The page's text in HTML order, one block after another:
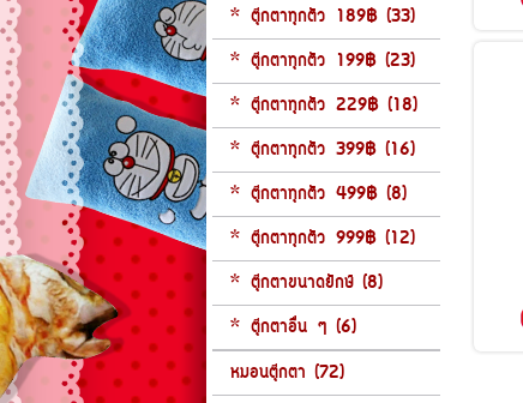
* ตุ๊กตาทุกตัว 189฿ (33)
* ตุ๊กตาทุกตัว 199฿ (23)
* ตุ๊กตาทุกตัว 229฿ (18)
* ตุ๊กตาทุกตัว 399฿ (16)
* ตุ๊กตาทุกตัว 499฿ (8)
* ตุ๊กตาทุกตัว 999฿ (12)
* ตุ๊กตาขนาดยักษ์ (8)
* ตุ๊กตาอื่น ๆ (6)
หมอนตุ๊กตา (72)